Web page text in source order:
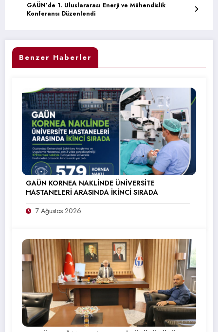
GAÜN’de 1. Uluslararası Enerji ve Mühendislik
Konferansı Düzenlendi
Benzer Haberler
GAÜN KORNEA NAKLİNDE ÜNİVERSİTE
HASTANELERİ ARASINDA İKİNCİ SIRADA
7 Ağustos 2026